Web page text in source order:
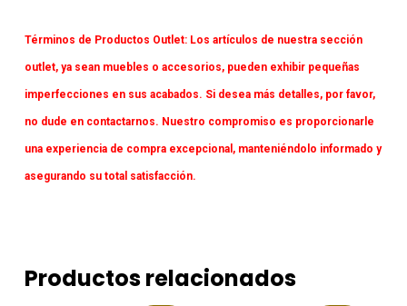
Términos de Productos Outlet:Los artículos de nuestra sección
outlet, ya sean muebles o accesorios, pueden exhibir pequeñas
imperfecciones en sus acabados. Si desea más detalles, por favor,
no dude en contactarnos. Nuestro compromiso es proporcionarle
una experiencia de compra excepcional, manteniéndolo informado y
asegurando su total satisfacción.
Productos relacionados